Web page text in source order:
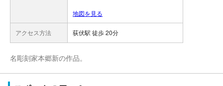
地図を見る
アクセス方法 荻伏駅 徒歩 20分
名彫刻家本郷新の作品。